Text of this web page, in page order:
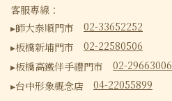
客服專線：
▸師大泰順門市 02-33652252
▸板橋新埔門市 02-22580506
▸板橋高鐵伴手禮門市 02-29663006
▸台中形象概念店 04-22055899